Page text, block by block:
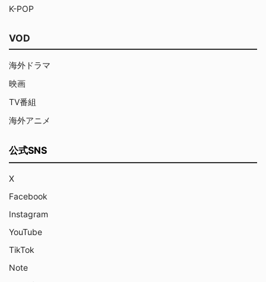
K-POP
VOD
海外ドラマ
映画
TV番組
海外アニメ
公式SNS
X
Facebook
Instagram
YouTube
TikTok
Note